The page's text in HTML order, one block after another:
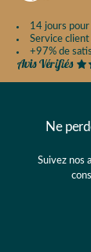
14 jours pour
Service
+97% de
Ne
Suivez nos